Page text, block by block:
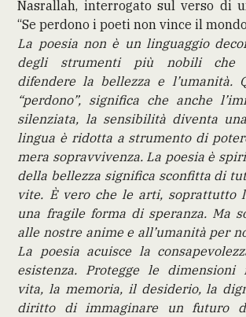
Nasrallah, interrogato sul verso di
“Se perdono i poeti non vince il
La poesia non è un linguaggio
degli strumenti più nobili che
difendere la bellezza e l’umanità.
“perdono”, significa che anche
silenziata, la sensibilità diventa
lingua è ridotta a strumento di
mera sopravvivenza. La poesia è
della bellezza significa sconfitta di
vite. È vero che le arti, soprattutto
una fragile forma di speranza. Ma
alle nostre anime e all’umanità per
La poesia acuisce la
esistenza. Protegge le dimensioni
vita, la memoria, il desiderio, la
diritto di immaginare un futuro